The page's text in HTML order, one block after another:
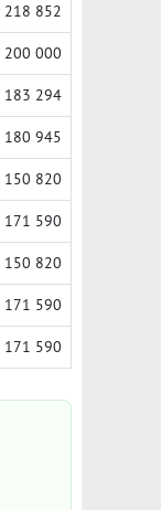
218 852
200 000
183 294
180 945
150 820
171 590
150 820
171 590
171 590